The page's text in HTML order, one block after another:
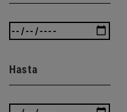
Hasta